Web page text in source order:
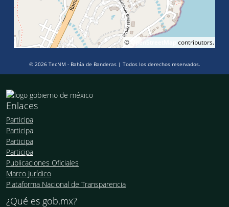
© OpenStreetMap contributors.
© 2026 TecNM - Bahía de Banderas | Todos los derechos reservados.
Enlaces
Participa
Participa
Participa
Participa
Publicaciones Oficiales
Marco Jurídico
Plataforma Nacional de Transparencia
¿Qué es gob.mx?